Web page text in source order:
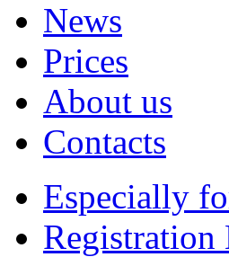
News
Prices
About us
Contacts
Especially
Registration